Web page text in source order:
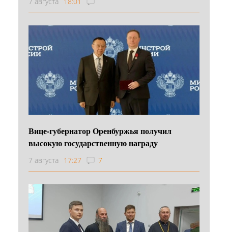
Вице-губернатор Оренбуржья получил
высокую государственную награду
7 августа 17:27 7